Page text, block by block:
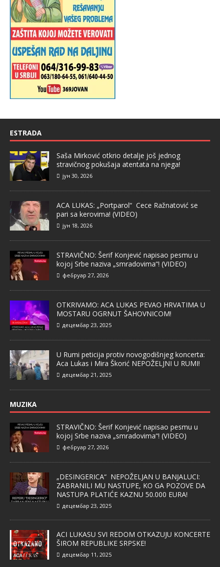
ESTRADA
Saša Mirković otkrio detalje još jednog
stravičnog pokušaja atentata na njega!
јун 30, 2026
ACA LUKAS: „Portparol“ Cece Ražnatović se
pari sa kerovima! (VIDEO)
јун 18, 2026
STRAVIČNO: Šerif Konjević napisao pesmu u
kojoj Srbe naziva „smradovima“! (VIDEO)
фебруар 27, 2026
OTKRIVAMO: ACA LUKAS PEVAO HRVATIMA U
MOSTARU OGRNUT ŠAHOVNICOM!
децембар 23, 2025
U Rumi peticija protiv novogodišnjeg koncerta:
Aca Lukas i Mira Škorić NEPOŽELJNI U RUMI!
децембар 21, 2025
MUZIKA
STRAVIČNO: Šerif Konjević napisao pesmu u
kojoj Srbe naziva „smradovima“! (VIDEO)
фебруар 27, 2026
„DESINGERICA“ NEPOŽELJAN U BANJALUCI:
ZABRANILI MU NASTUPE, KO GA POZOVE DA
NASTUPA PLATIĆE KAZNU 50.000 EURA!
децембар 23, 2025
ACI LUKASU SVI REDOM OTKAZUJU KONCERTE
ŠIROM REPUBLIKE SRPSKE!
децембар 11, 2025